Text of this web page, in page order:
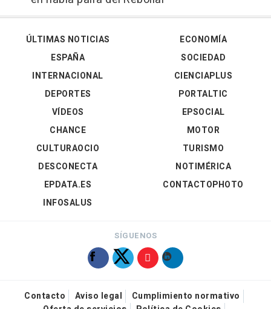
ÚLTIMAS NOTICIAS
ESPAÑA
INTERNACIONAL
DEPORTES
VÍDEOS
ECONOMÍA
SOCIEDAD
CIENCIAPLUS
PORTALTIC
EPSOCIAL
CHANCE
CULTURAOCIO
DESCONECTA
EPDATA.ES
INFOSALUS
MOTOR
TURISMO
NOTIMÉRICA
CONTACTOPHOTO
SÍGUENOS
Contacto Aviso legal
Cumplimiento normativo